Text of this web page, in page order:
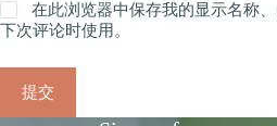
在此浏览器中保存我的显示名称
下次评论时使用。
提交